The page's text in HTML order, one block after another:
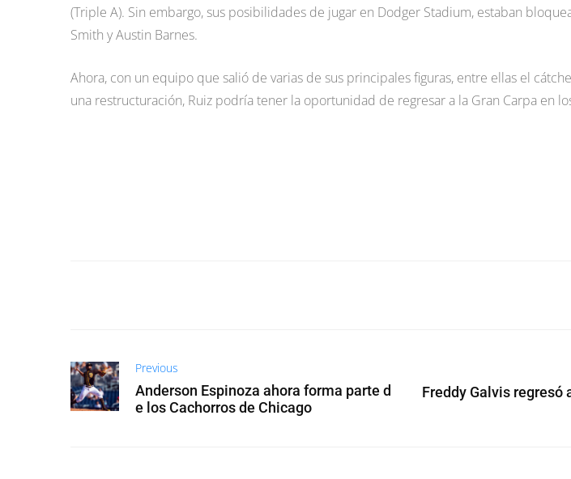
(Triple A). Sin embargo, sus posibilidades de jugar en Dodger Stadium, estaban
Smith y Austin Barnes.
Ahora, con un equipo que salió de varias de sus principales figuras, entre ellas el
una restructuración, Ruiz podría tener la oportunidad de regresar a la Gran Carpa en
Previous
Anderson Espinoza ahora forma parte d
e los Cachorros de Chicago
Freddy Galvis regresó